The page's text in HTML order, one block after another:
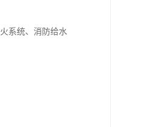
系统、消防给水